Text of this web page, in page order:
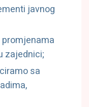
javnog
zajednici;
sa